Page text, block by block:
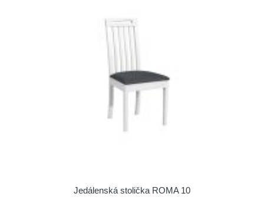
Jedálenská stolička ROMA 10